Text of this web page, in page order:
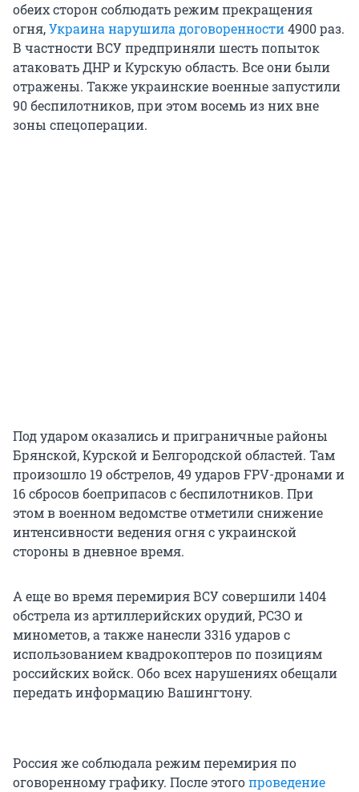
обеих сторон соблюдать режим прекращения
огня,Украина нарушила договоренности4900 раз.
В частности ВСУ предприняли шесть попыток
атаковать ДНР и Курскую область. Все они были
отражены. Также украинские военные запустили
90 беспилотников, при этом восемь из них вне
зоны спецоперации.
Под ударом оказались и приграничные районы
Брянской, Курской и Белгородской областей. Там
произошло 19 обстрелов, 49 ударов FPV-дронами и
16 сбросов боеприпасов с беспилотников. При
этом в военном ведомстве отметили снижение
интенсивности ведения огня с украинской
стороны в дневное время.
А еще во время перемирия ВСУ совершили 1404
обстрела из артиллерийских орудий, РСЗО и
минометов, а также нанесли 3316 ударов с
использованием квадрокоптеров по позициям
российских войск. Обо всех нарушениях обещали
передать информацию Вашингтону.
Россия же соблюдала режим перемирия по
оговоренному графику. После этогопроведение